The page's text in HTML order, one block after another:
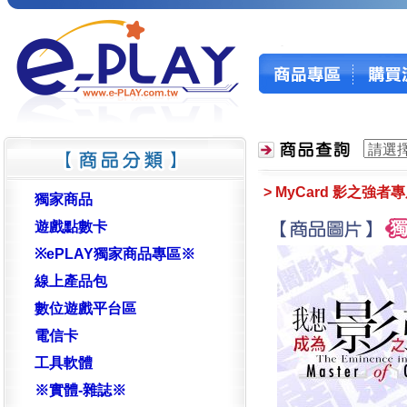
獨家商品
遊戲點數卡
※ePLAY獨家商品專區※
線上產品包
數位遊戲平台區
電信卡
工具軟體
※實體-雜誌※
> MyCard 影之強者